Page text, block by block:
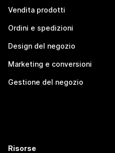
Vendita prodotti
Ordini e spedizioni
Design del negozio
Marketing e conversioni
Gestione del negozio
Risorse